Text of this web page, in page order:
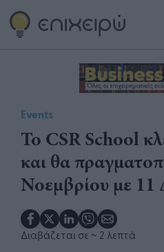
Events
Το CSR School
και θα
Νοεμβρίου με 11
Διαβάζεται σε ~ 2 λεπτά